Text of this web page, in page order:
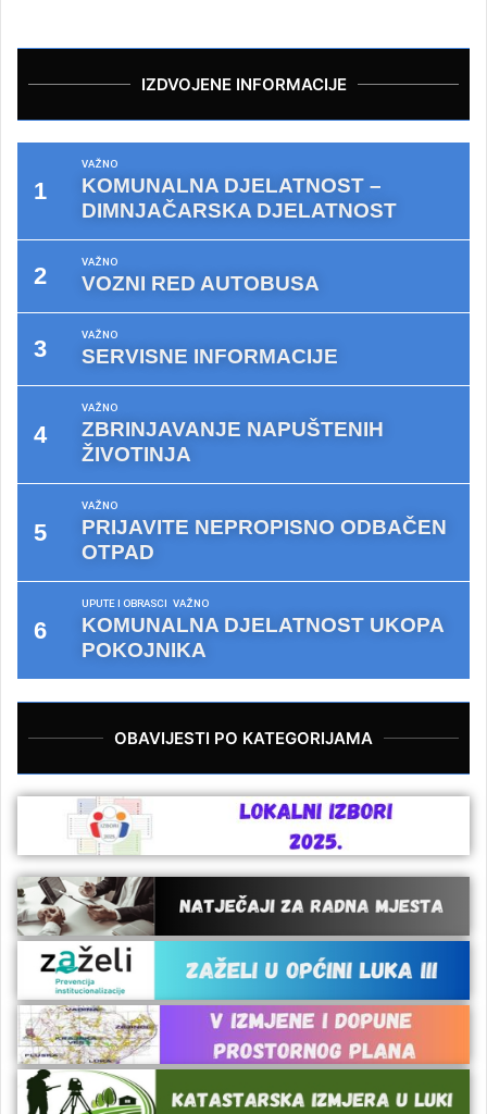
IZDVOJENE INFORMACIJE
VAŽNO
KOMUNALNA DJELATNOST –
DIMNJAČARSKA DJELATNOST
VAŽNO
VOZNI RED AUTOBUSA
VAŽNO
SERVISNE INFORMACIJE
VAŽNO
ZBRINJAVANJE NAPUŠTENIH
ŽIVOTINJA
VAŽNO
PRIJAVITE NEPROPISNO ODBAČEN
OTPAD
UPUTE I OBRASCI VAŽNO
KOMUNALNA DJELATNOST UKOPA
POKOJNIKA
OBAVIJESTI PO KATEGORIJAMA